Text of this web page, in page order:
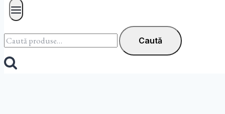
Caută
după:
Caută